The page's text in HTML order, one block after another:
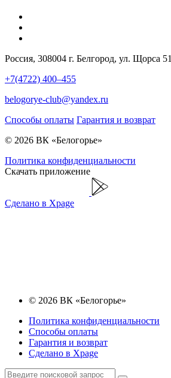
Россия, 308004 г. Белгород, ул. Щорса 51
+7(4722) 400–455
belogorye-club@yandex.ru
Способы оплаты Гарантия и возврат
© 2026 ВК «Белогорье»
Политика конфиденциальности
Скачать приложение
Сделано в Xpage
© 2026 ВК «Белогорье»
Политика конфиденциальности
Способы оплаты
Гарантия и возврат
Сделано в Xpage